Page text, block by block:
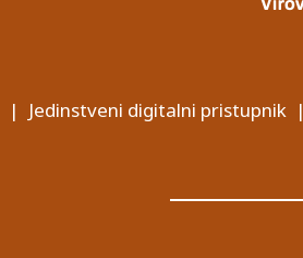
| Jedinstveni digitalni pristupnik|